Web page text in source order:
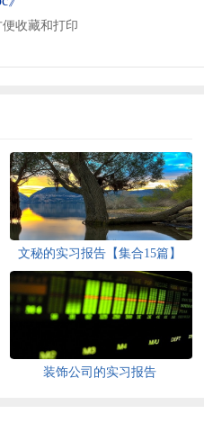
收藏和打印
文秘的实习报告【集合15篇】
装饰公司的实习报告